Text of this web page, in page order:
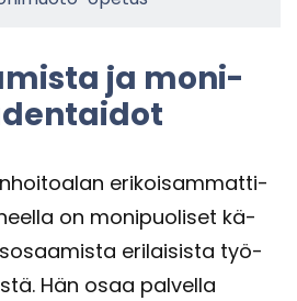
ja mo­ni­
eri­koi­sam­mat­ti­
on mo­ni­puo­li­set kä­
eri­lai­sis­ta työ-
Hän osaa pal­vel­la